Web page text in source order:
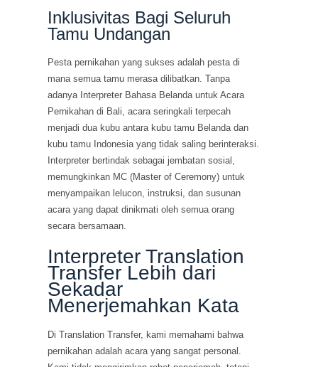
Inklusivitas Bagi Seluruh
Tamu Undangan
Pesta pernikahan yang sukses adalah pesta di
mana semua tamu merasa dilibatkan. Tanpa
adanya Interpreter Bahasa Belanda untuk Acara
Pernikahan di Bali, acara seringkali terpecah
menjadi dua kubu antara kubu tamu Belanda dan
kubu tamu Indonesia yang tidak saling berinteraksi.
Interpreter bertindak sebagai jembatan sosial,
memungkinkan MC (Master of Ceremony) untuk
menyampaikan lelucon, instruksi, dan susunan
acara yang dapat dinikmati oleh semua orang
secara bersamaan.
Interpreter Translation
Transfer Lebih dari
Sekadar
Menerjemahkan Kata
Di Translation Transfer, kami memahami bahwa
pernikahan adalah acara yang sangat personal.